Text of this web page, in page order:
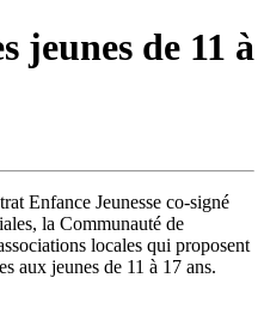
jeunes de 11 à
Enfance Jeunesse co-signé
la Communauté de
locales qui proposent
aux jeunes de 11 à 17 ans.